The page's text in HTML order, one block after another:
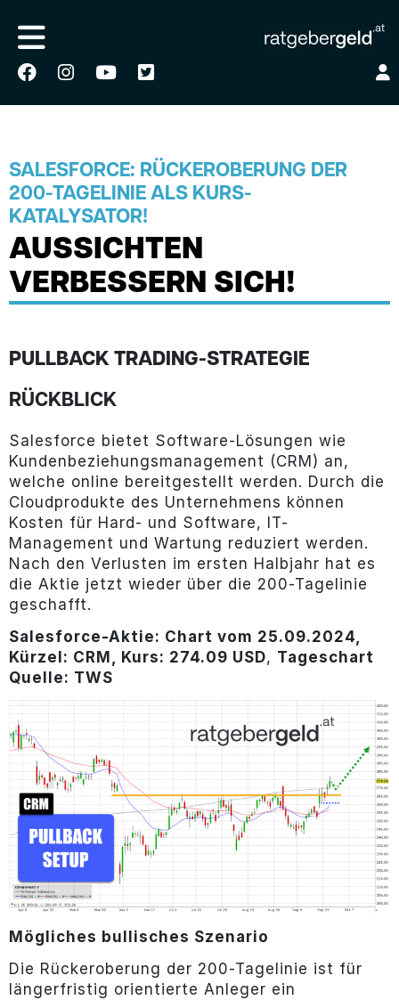
SALESFORCE: RÜCKEROBERUNG DER
200-TAGELINIE ALS KURS-
KATALYSATOR!
AUSSICHTEN
VERBESSERN SICH!
PULLBACK TRADING-STRATEGIE
RÜCKBLICK
Salesforce bietet Software-Lösungen wie
Kundenbeziehungsmanagement (CRM) an,
welche online bereitgestellt werden. Durch die
Cloudprodukte des Unternehmens können
Kosten für Hard- und Software, IT-
Management und Wartung reduziert werden.
Nach den Verlusten im ersten Halbjahr hat es
die Aktie jetzt wieder über die 200-Tagelinie
geschafft.
Salesforce-Aktie: Chart vom 25.09.2024,
Kürzel: CRM, Kurs: 274.09 USD, Tageschart
Quelle: TWS
Mögliches bullisches Szenario
Die Rückeroberung der 200-Tagelinie ist für
längerfristig orientierte Anleger ein